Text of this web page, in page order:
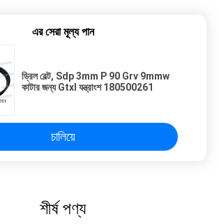
এর সেরা মূল্য পান
ড্রিল বেল্ট, Sdp 3mm P 90 Grv 9mmw
কাটার জন্য Gtxl যন্ত্রাংশ 180500261
চালিয়ে
শীর্ষ পণ্য